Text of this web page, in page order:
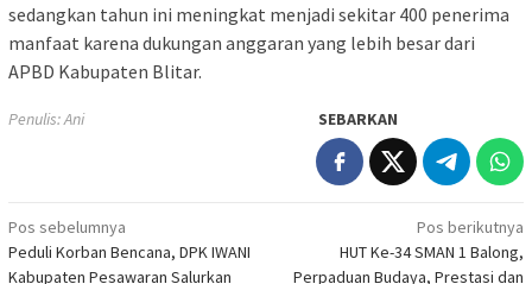
sedangkan tahun ini meningkat menjadi sekitar 400 penerima
manfaat karena dukungan anggaran yang lebih besar dari
APBD Kabupaten Blitar.
Penulis: Ani SEBARKAN
Navigasi
pos
Pos sebelumnya
Peduli Korban Bencana, DPK IWANI
Kabupaten Pesawaran Salurkan
Pos berikutnya
HUT Ke-34 SMAN 1 Balong,
Perpaduan Budaya, Prestasi dan